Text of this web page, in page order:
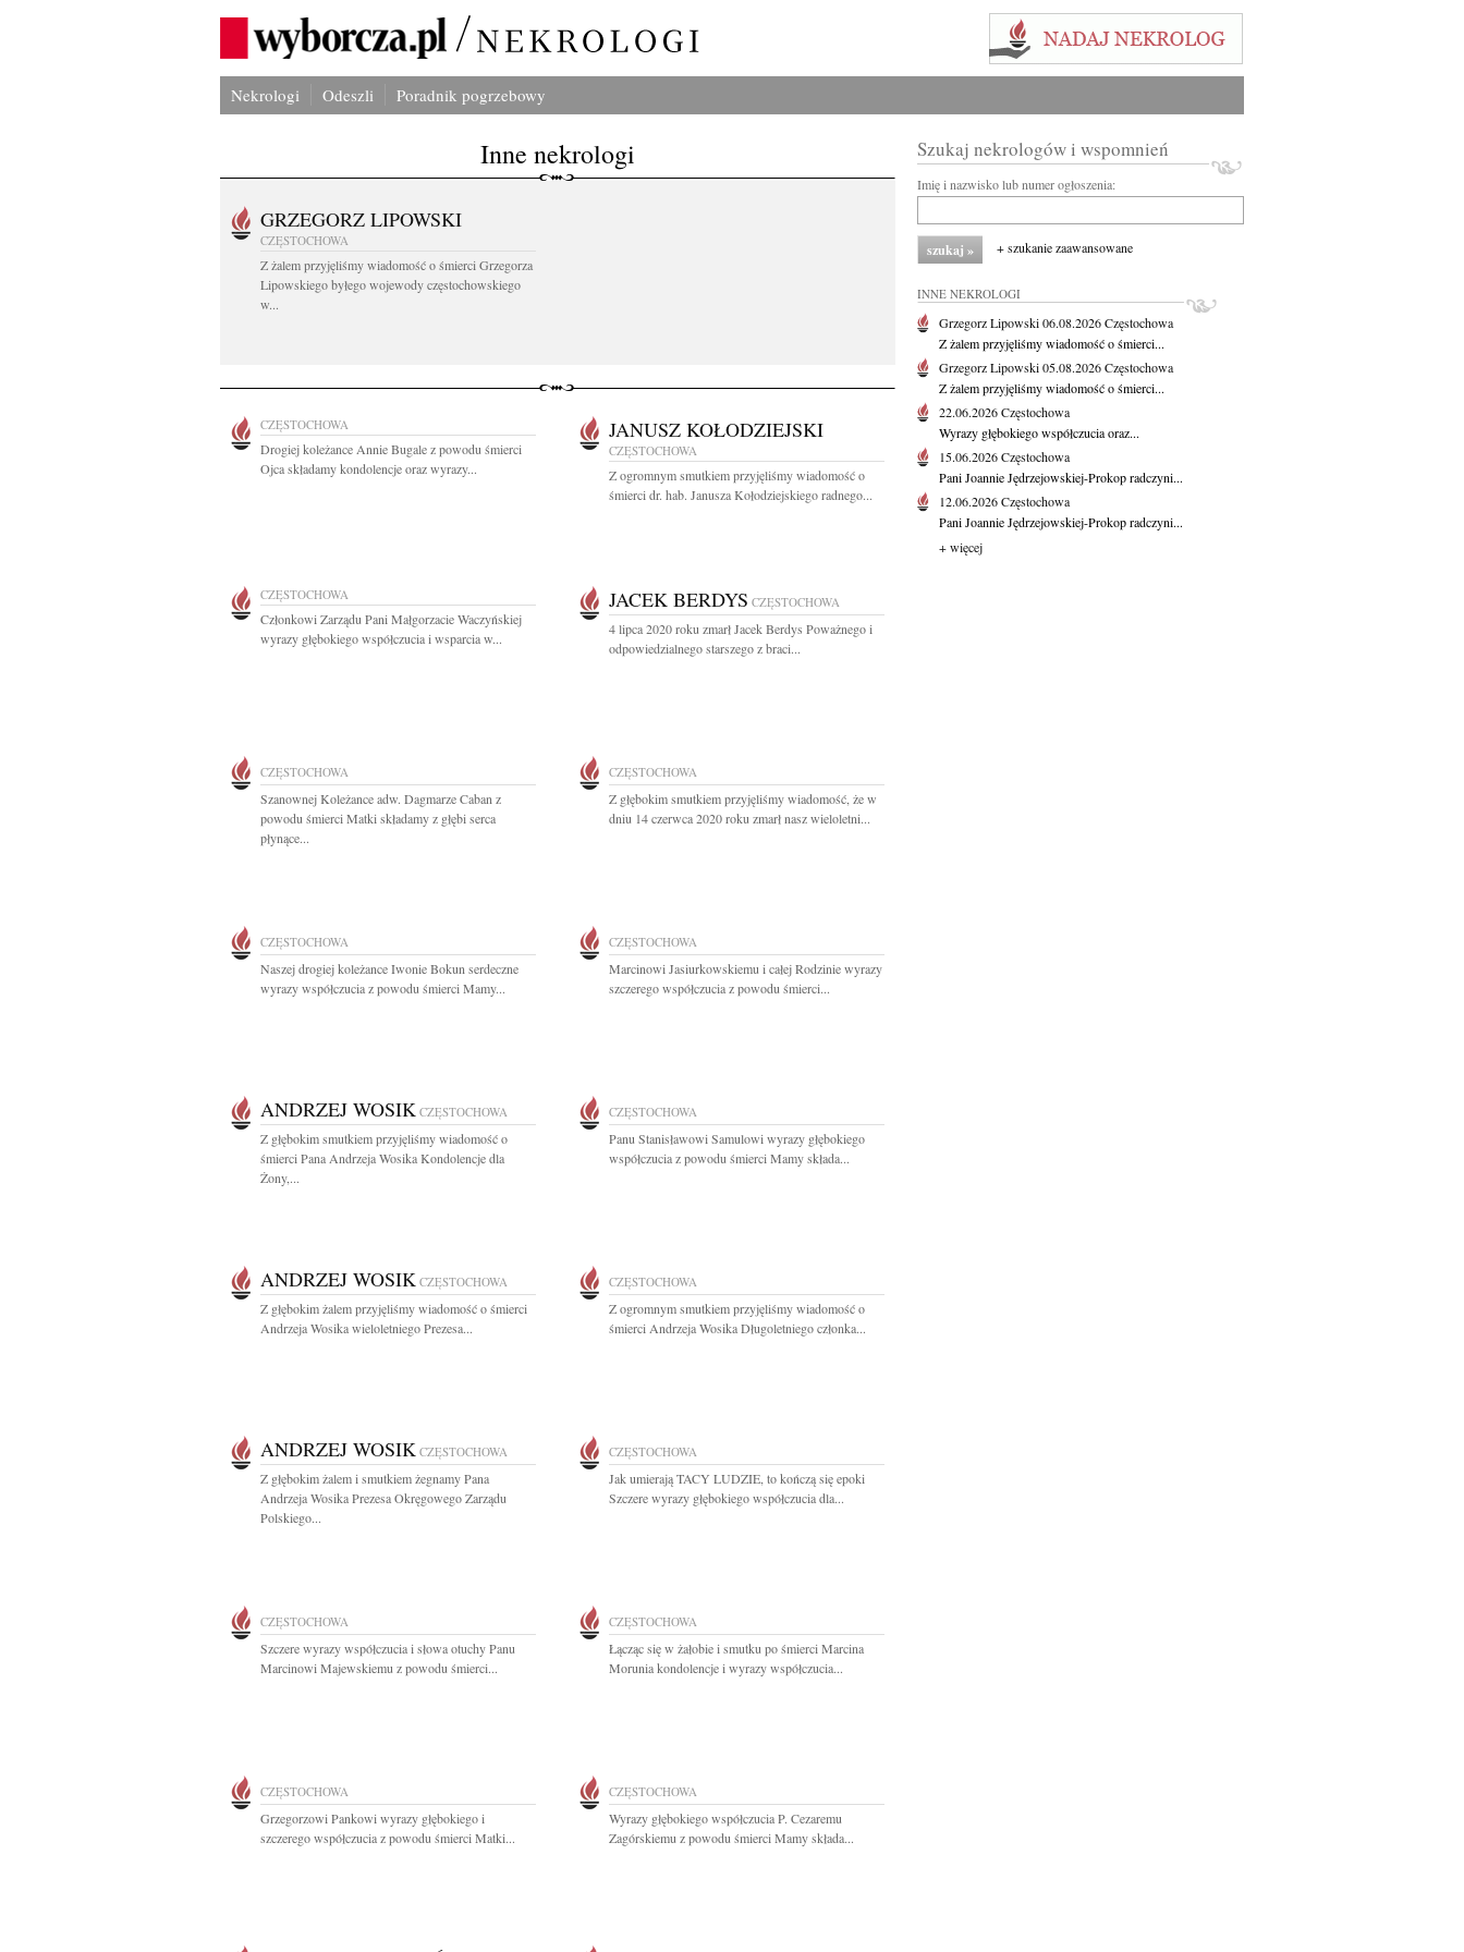
Nekrologi Odeszli Poradnik pogrzebowy
Inne nekrologi
GRZEGORZ LIPOWSKI
CZĘSTOCHOWA
Z żalem przyjęliśmy wiadomość o śmierci Grzegorza
Lipowskiego byłego wojewody częstochowskiego
w...
CZĘSTOCHOWA
Drogiej koleżance Annie Bugale z powodu śmierci
Ojca składamy kondolencje oraz wyrazy...
JANUSZ KOŁODZIEJSKI
CZĘSTOCHOWA
Z ogromnym smutkiem przyjęliśmy wiadomość o
śmierci dr. hab. Janusza Kołodziejskiego radnego...
CZĘSTOCHOWA
Członkowi Zarządu Pani Małgorzacie Waczyńskiej
wyrazy głębokiego współczucia i wsparcia w...
JACEK BERDYS CZĘSTOCHOWA
4 lipca 2020 roku zmarł Jacek Berdys Poważnego i
odpowiedzialnego starszego z braci...
CZĘSTOCHOWA
Szanownej Koleżance adw. Dagmarze Caban z
powodu śmierci Matki składamy z głębi serca
płynące...
CZĘSTOCHOWA
Z głębokim smutkiem przyjęliśmy wiadomość, że w
dniu 14 czerwca 2020 roku zmarł nasz wieloletni...
CZĘSTOCHOWA
Naszej drogiej koleżance Iwonie Bokun serdeczne
wyrazy współczucia z powodu śmierci Mamy...
CZĘSTOCHOWA
Marcinowi Jasiurkowskiemu i całej Rodzinie wyrazy
szczerego współczucia z powodu śmierci...
ANDRZEJ WOSIK CZĘSTOCHOWA
Z głębokim smutkiem przyjęliśmy wiadomość o
śmierci Pana Andrzeja Wosika Kondolencje dla
Żony,...
CZĘSTOCHOWA
Panu Stanisławowi Samulowi wyrazy głębokiego
współczucia z powodu śmierci Mamy składa...
ANDRZEJ WOSIK CZĘSTOCHOWA
Z głębokim żalem przyjęliśmy wiadomość o śmierci
Andrzeja Wosika wieloletniego Prezesa...
CZĘSTOCHOWA
Z ogromnym smutkiem przyjęliśmy wiadomość o
śmierci Andrzeja Wosika Długoletniego członka...
ANDRZEJ WOSIK CZĘSTOCHOWA
Z głębokim żalem i smutkiem żegnamy Pana
Andrzeja Wosika Prezesa Okręgowego Zarządu
Polskiego...
CZĘSTOCHOWA
Jak umierają TACY LUDZIE, to kończą się epoki
Szczere wyrazy głębokiego współczucia dla...
CZĘSTOCHOWA
Szczere wyrazy współczucia i słowa otuchy Panu
Marcinowi Majewskiemu z powodu śmierci...
CZĘSTOCHOWA
Łącząc się w żałobie i smutku po śmierci Marcina
Morunia kondolencje i wyrazy współczucia...
CZĘSTOCHOWA
Grzegorzowi Pankowi wyrazy głębokiego i
szczerego współczucia z powodu śmierci Matki...
CZĘSTOCHOWA
Wyrazy głębokiego współczucia P. Cezaremu
Zagórskiemu z powodu śmierci Mamy składa...
Szukaj nekrologów i wspomnień
Imię i nazwisko lub numer ogłoszenia:
+ szukanie zaawansowane
INNE NEKROLOGI
Grzegorz Lipowski06.08.2026Częstochowa
Z żalem przyjęliśmy wiadomość o śmierci...
Grzegorz Lipowski05.08.2026Częstochowa
Z żalem przyjęliśmy wiadomość o śmierci...
22.06.2026Częstochowa
Wyrazy głębokiego współczucia oraz...
15.06.2026Częstochowa
Pani Joannie Jędrzejowskiej-Prokop radczyni...
12.06.2026Częstochowa
Pani Joannie Jędrzejowskiej-Prokop radczyni...
+ więcej